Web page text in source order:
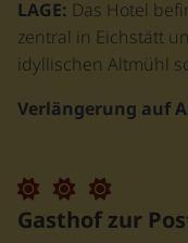
LAGE: Das Hotel
zentral in Eichstätt
idyllischen Altmühl
Verlängerung auf
Gasthof zur